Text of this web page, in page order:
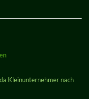
Kleinunternehmer nach